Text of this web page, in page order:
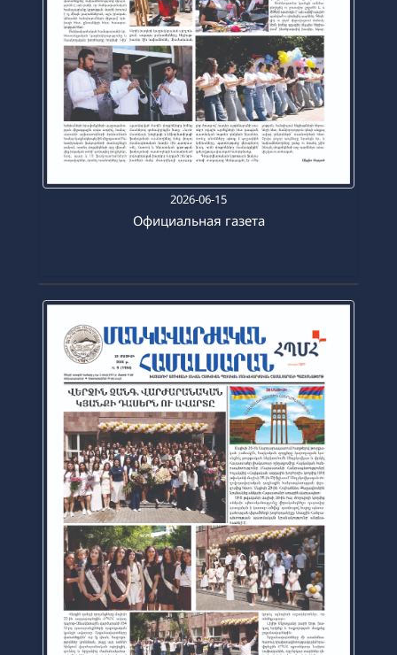
2026-06-15
Официальная газета